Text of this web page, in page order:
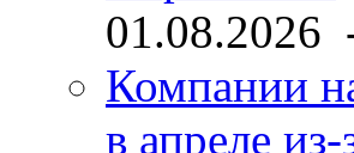
01.08.2026
Компании
в апреле